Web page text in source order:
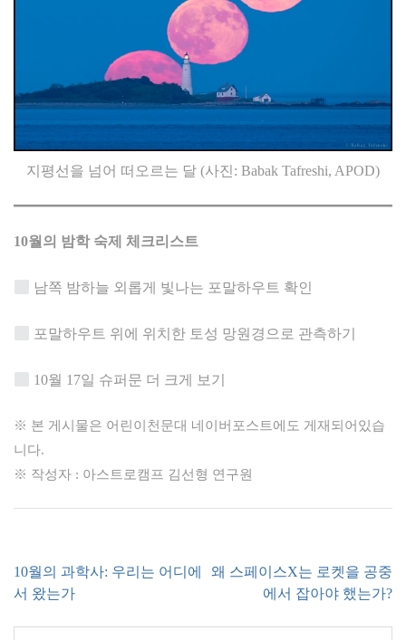
지평선을 넘어 떠오르는 달 (사진: Babak Tafreshi, APOD)
10월의 밤학 숙제 체크리스트
남쪽 밤하늘 외롭게 빛나는 포말하우트 확인
포말하우트 위에 위치한 토성 망원경으로 관측하기
10월 17일 슈퍼문 더 크게 보기
※ 본 게시물은 어린이천문대 네이버포스트에도 게재되어있습
니다.
※ 작성자 : 아스트로캠프 김선형 연구원
글
내
10월의 과학사: 우리는 어디에
서 왔는가
왜 스페이스X는 로켓을 공중
에서 잡아야 했는가?